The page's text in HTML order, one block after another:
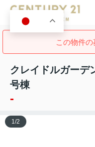
この物件の
クレイドルガーデ
号棟
-
1/2